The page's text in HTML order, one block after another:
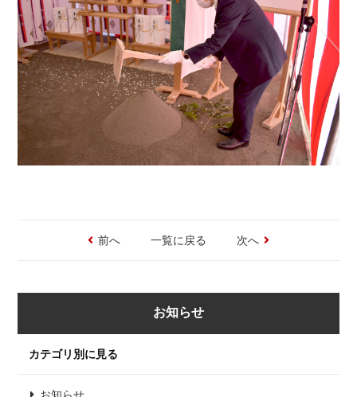
前へ 一覧に戻る 次へ
お知らせ
カテゴリ別に見る